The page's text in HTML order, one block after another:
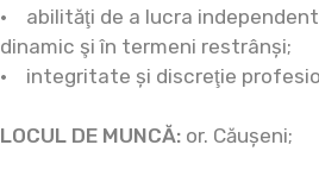
• abilităţi de a lucra
dinamic şi în termeni restrânși;
• integritate și discreţie
LOCUL DE MUNCĂ: or. Căușeni;